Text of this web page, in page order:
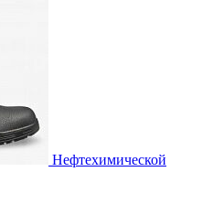
Нефтехимической